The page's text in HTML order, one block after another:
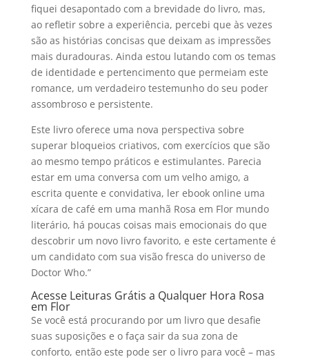
fiquei desapontado com a brevidade do livro, mas,
ao refletir sobre a experiência, percebi que às vezes
são as histórias concisas que deixam as impressões
mais duradouras. Ainda estou lutando com os temas
de identidade e pertencimento que permeiam este
romance, um verdadeiro testemunho do seu poder
assombroso e persistente.
Este livro oferece uma nova perspectiva sobre
superar bloqueios criativos, com exercícios que são
ao mesmo tempo práticos e estimulantes. Parecia
estar em uma conversa com um velho amigo, a
escrita quente e convidativa, ler ebook online uma
xícara de café em uma manhã Rosa em Flor mundo
literário, há poucas coisas mais emocionais do que
descobrir um novo livro favorito, e este certamente é
um candidato com sua visão fresca do universo de
Doctor Who.”
Acesse Leituras Grátis a Qualquer Hora Rosa
em Flor
Se você está procurando por um livro que desafie
suas suposições e o faça sair da sua zona de
conforto, então este pode ser o livro para você – mas